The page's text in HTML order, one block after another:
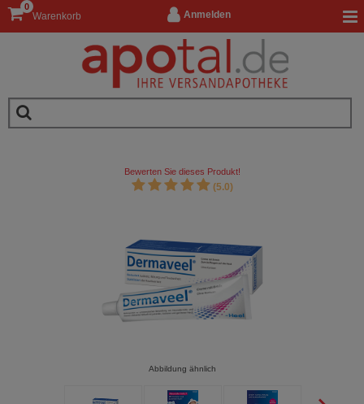
Anmelden
Warenkorb
0
Bewerten Sie dieses Produkt!
(5.0)
Abbildung ähnlich